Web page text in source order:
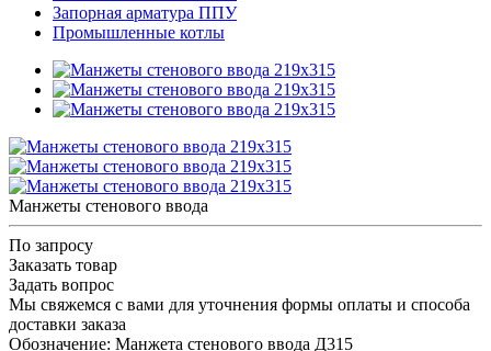
Запорная арматура ППУ
Промышленные котлы
Манжеты стенового ввода
По запросу
Заказать товар
Задать вопрос
Мы свяжемся с вами для уточнения формы оплаты и способа
доставки заказа
Обозначение: Манжета стенового ввода Д315